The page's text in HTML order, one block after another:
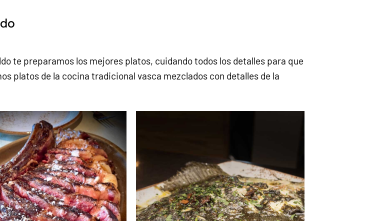
te preparamos los mejores platos, cuidando todos los detalles para que
platos de la cocina tradicional vasca mezclados con detalles de la